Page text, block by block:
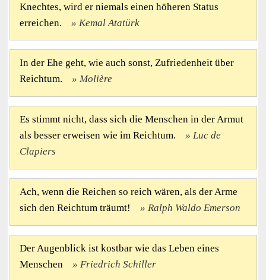
Knechtes, wird er niemals einen höheren Status
erreichen.
Kemal Atatürk
In der Ehe geht, wie auch sonst, Zufriedenheit über
Reichtum.
Molière
Es stimmt nicht, dass sich die Menschen in der Armut
als besser erweisen wie im Reichtum.
Luc de
Clapiers
Ach, wenn die Reichen so reich wären, als der Arme
sich den Reichtum träumt!
Ralph Waldo Emerson
Der Augenblick ist kostbar wie das Leben eines
Menschen
Friedrich Schiller